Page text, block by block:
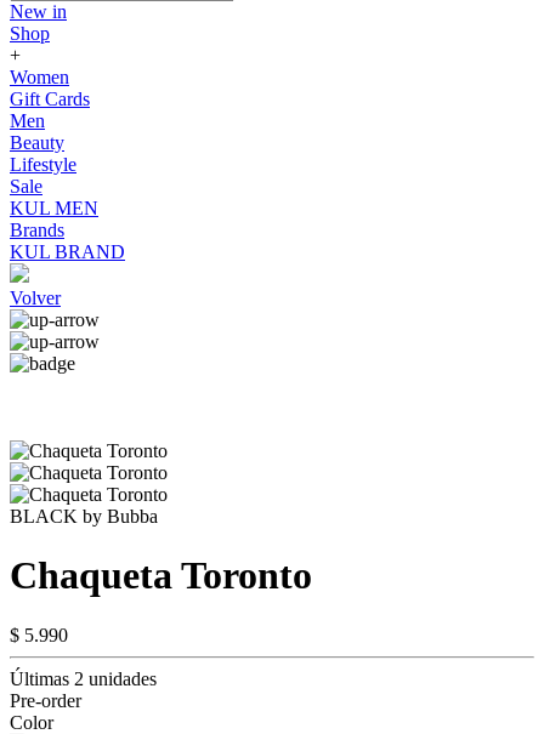
New in
Shop
+
Women
Gift Cards
Men
Beauty
Lifestyle
Sale
KUL MEN
Brands
KUL BRAND
Volver
BLACK by Bubba
Chaqueta Toronto
$ 5.990
Últimas 2 unidades
Pre-order
Color